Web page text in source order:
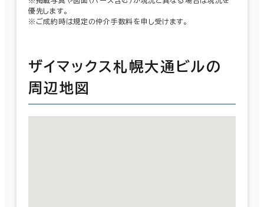
優先します。
※ご成約時は規定の仲介手数料を申し受けます。
ザイマックス札幌大通ビルの
周辺地図